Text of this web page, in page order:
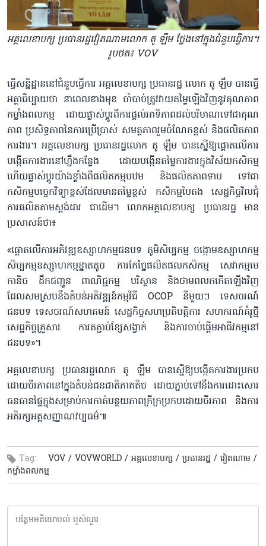
អគ្គលេខាបក្ស ប្រធានរដ្ឋវៀតណាមលោក តូ ឡឹម ថ្លែងនៅក្នុងជំនួបធ្វើការ។
រូបថត៖ VOV
ធ្វើសន្និដ្ឋាននៅជំនួបធ្វើការ អគ្គលេខាបក្ស ប្រធានរដ្ឋ លោក តូ ឡឹម បានធ្វើ
អត្ថាធិប្បាយថា នាពេលខាងមុខ ចាំបាច់ត្រូវវាយតម្លៃឡើងវិញនូវគុណភាព
កម្លាំងពលកម្ម ដោយផ្លាស់ប្តូរពីការផ្ដល់អាទិភាពដល់បរិមាណទៅជាគុណ
ភាព ប្រសិទ្ធភាពនៃការប្រើប្រាស់ សមត្ថភាពរួមចំណែកខ្ពស់ និងផលិតភាព
ការងារ។ អគ្គលេខាបក្ស ប្រធានរដ្ឋលោក តូ ឡឹម បានស្នើឱ្យផ្តោតលើការ
បង្កើតការងារនៅហ្នឹងកន្លែង ដោយបង្កើនតម្លៃការងារក្នុងវិស័យកសិកម្ម
ហើយផ្លាស់ប្តូរយ៉ាងខ្លាំងពីផលិតកម្មបឋម និងផលិតភាពទាប ទៅជា
កសិកម្មបច្ចេកវិទ្យាខ្ពស់ដែលមានតម្លៃខ្ពស់ កសិកម្មបៃតង សេដ្ឋកិច្ចវិលជុំ
ការផលិតតាមស្តង់ដារ ជាដើម។ លោកអគ្គលេខាបក្ស ប្រធានរដ្ឋ មាន
ប្រសាសន៍ថា៖
«ផ្តោតលើការអភិវឌ្ឍឧស្សាហកម្មជនបទ ភូមិសិប្បកម្ម ចង្កោមឧស្សាហកម្ម
សិប្បកម្មឧស្សាហកម្មខ្នាតតូច ការកែច្នៃផលិតផលកសិកម្ម សេវាកម្មមេ
កានិច ដឹកជញ្ជូន ពាណិជ្ជកម្ម បរិស្ថាន និងថាមពលកកើតឡើងវិញ
ដែលសមស្របនឹងតំបន់អភិវឌ្ឍន៍កម្មវិធី OCOP នីមួយៗ ទេសចរណ៍
ជនបទ ទេសចរណ៍សហគមន៍ សេដ្ឋកិច្ចសហប្រតិបត្តិការ សហករណ៍គំរូថ្មី
សេដ្ឋកិច្ចគ្រួសារ ការតភ្ជាប់ខ្សែសង្វាក់ និងការចាប់ផ្ដើមអាជីវកម្មនៅ
ជនបទ»។
អគ្គលេខាបក្ស ប្រធានរដ្ឋ​លោក តូ ឡឹម បានស្នើឱ្យបង្កើតការងារប្រកប
ដោយចីរភាពនៅក្នុងតំបន់ជនជាតិភាគតិច ដោយភ្ជាប់ទៅនឹងការដោះសោរ
ធនធានផ្ទៃក្នុងសម្រាប់ការកាត់បន្ថយភាពក្រីក្រប្រកបដោយចីរភាព និងការ
អភិរក្សអត្តសញ្ញាណវប្បធម៌៕
Tag: VOV / VOVWORLD / អគ្គលេខាបក្ស / ប្រធានរដ្ឋ / វៀតណាម /
កម្លាំងពលកម្ម